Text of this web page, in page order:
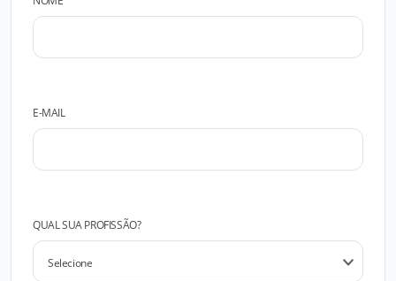
E-MAIL
QUAL SUA PROFISSÃO?